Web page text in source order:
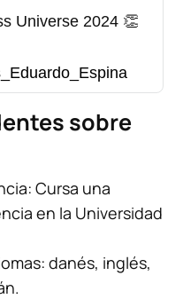
Universe 2024 👏
sobre
Cursa una
en la Universidad
danés, inglés,